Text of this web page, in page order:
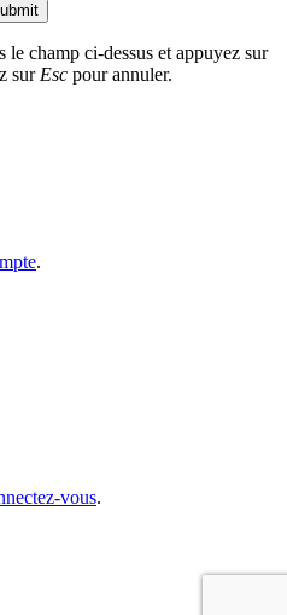
le champ ci-dessus et appuyez sur
sur Esc pour annuler.
.
vous.